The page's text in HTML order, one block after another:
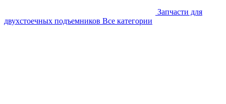
Запчасти для
двухстоечных подъемников Все категории